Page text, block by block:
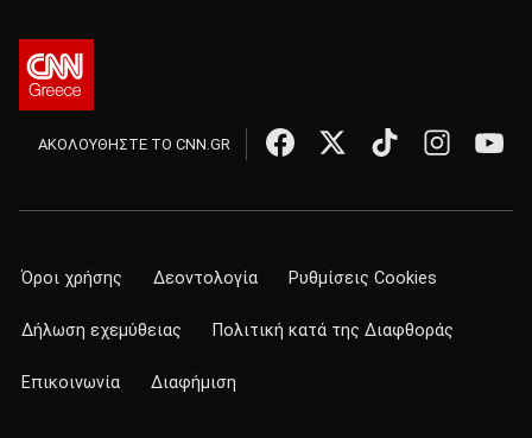
ΑΚΟΛΟΥΘΗΣΤΕ ΤΟ CNN.GR
Όροι χρήσης Δεοντολογία Ρυθμίσεις Cookies
Δήλωση εχεμύθειας Πολιτική κατά της Διαφθοράς
Επικοινωνία Διαφήμιση